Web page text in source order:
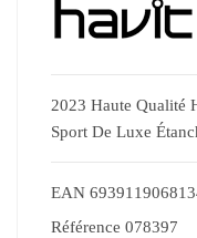
2023 Haute Qualité
Sport De Luxe
EAN
Référence 078397